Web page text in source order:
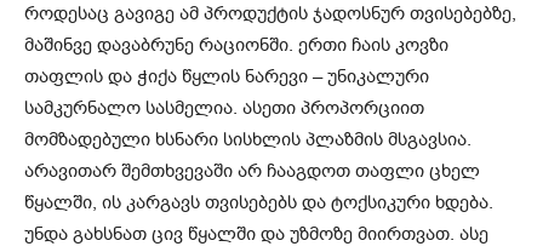
როდესაც გავიგე ამ პროდუქტის ჯადოსნურ თვისებებზე,
მაშინვე დავაბრუნე რაციონში. ერთი ჩაის კოვზი
თაფლის და ჭიქა წყლის ნარევი – უნიკალური
სამკურნალო სასმელია. ასეთი პროპორციით
მომზადებული ხსნარი სისხლის პლაზმის მსგავსია.
არავითარ შემთხვევაში არ ჩააგდოთ თაფლი ცხელ
წყალში, ის კარგავს თვისებებს და ტოქსიკური ხდება.
უნდა გახსნათ ცივ წყალში და უზმოზე მიირთვათ. ასე